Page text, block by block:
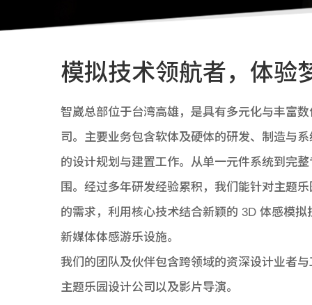
模拟技术领航者，体验
智崴总部位于台湾高雄，是具有多元化与丰富
司。主要业务包含软体及硬体的研发、制造与
的设计规划与建置工作。从单一元件系统到完
围。经过多年研发经验累积，我们能针对主题
的需求，利用核心技术结合新颖的 3D 体感模
新媒体体感游乐设施。
我们的团队及伙伴包含跨领域的资深设计业者
主题乐园设计公司以及影片导演。